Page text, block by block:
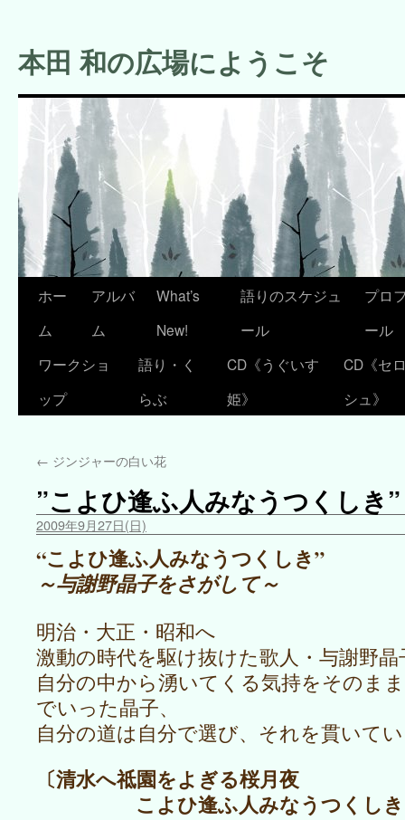
テ
ン
本田 和の広場にようこそ
ホー
ム
アルバ
ム
What’s
New!
語りのスケジュ
ール
プロ
ール
ワークショ
ップ
語り・く
らぶ
CD《うぐいす
姫》
CD《セ
シュ》
← ジンジャーの白い花
”こよひ逢ふ人みなうつくしき”
2009年9月27日(日)
“こよひ逢ふ人みなうつくしき”
～与謝野晶子をさがして～
明治・大正・昭和へ
激動の時代を駆け抜けた歌人・与謝野晶
自分の中から湧いてくる気持をそのま
でいった晶子、
自分の道は自分で選び、それを貫いて
〔清水へ祗園をよぎる桜月夜
こよひ逢ふ人みなうつくしき